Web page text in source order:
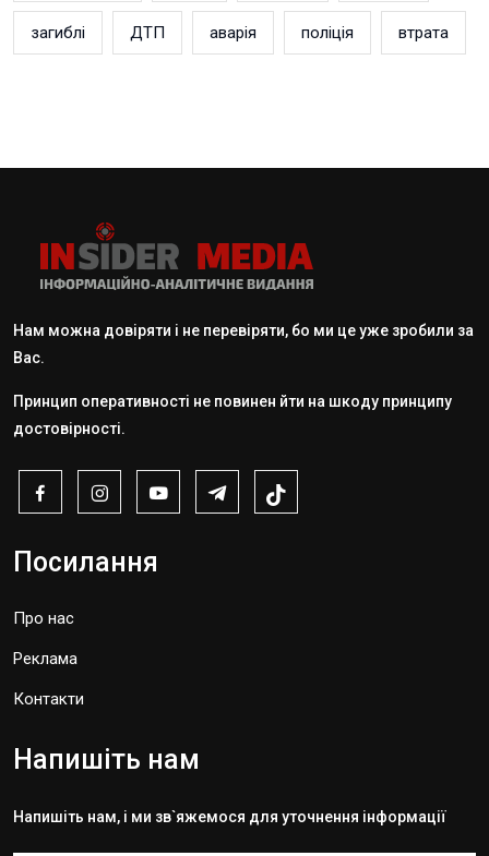
загиблі ДТП аварія поліція втрата
Нам можна довіряти і не перевіряти, бо ми це уже зробили за
Вас.
Принцип оперативності не повинен йти на шкоду принципу
достовірності.
Посилання
Про нас
Реклама
Контакти
Напишіть нам
Напишіть нам, і ми зв`яжемося для уточнення інформації